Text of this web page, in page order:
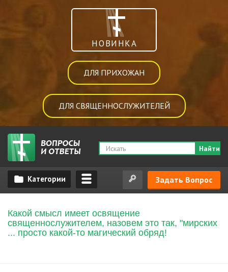
НОВИНКА
ДЛЯ ПРИХОЖАН
ДЛЯ СВЯЩЕННОСЛУЖИТЕЛЕЙ
Найти
Задать Вопрос
Какой смысл имеет освящение
священнослужителем, назовем это так, "мирских
... просто какой-то магический обряд!